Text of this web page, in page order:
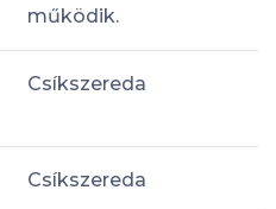
működik.
Csíkszereda
Csíkszereda